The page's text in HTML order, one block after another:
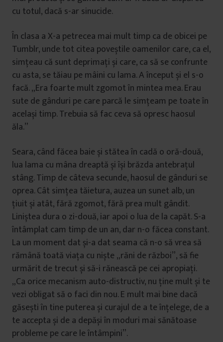
cu totul, dacă s-ar sinucide.
În clasa a X-a petrecea mai mult timp ca de obicei pe
Tumblr, unde tot citea poveștile oamenilor care, ca el,
simțeau că sunt deprimați și care, ca să se confrunte
cu asta, se tăiau pe mâini cu lama. A început și el s-o
facă. „Era foarte mult zgomot în mintea mea. Erau
sute de gânduri pe care parcă le simțeam pe toate în
același timp. Trebuia să fac ceva să opresc haosul
ăla.”
Seara, când făcea baie și stătea în cadă o oră-două,
lua lama cu mâna dreaptă și își brăzda antebrațul
stâng. Timp de câteva secunde, haosul de gânduri se
oprea. Cât simțea tăietura, auzea un sunet alb, un
țiuit și atât, fără zgomot, fără prea mult gândit.
Liniștea dura o zi-două, iar apoi o lua de la capăt. S-a
întâmplat cam timp de un an, dar n-o făcea constant.
La un moment dat și-a dat seama că n-o să vrea să
rămână toată viața cu niște „răni de război”, să fie
urmărit de trecut și să-i rănească pe cei apropiați.
„Ca orice mecanism auto-distructiv, nu ține mult și te
vezi obligat să o faci din nou. E mult mai bine dacă
găsești în tine puterea și curajul de a te înțelege, de a
te accepta și de a depăși în moduri mai sănătoase
probleme pe care le întâmpini”.